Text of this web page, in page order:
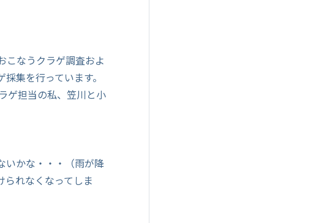
こなうクラゲ調査およ
集を行っています。
ゲ担当の私、笠川と小
いかな・・・（雨が降
られなくなってしま